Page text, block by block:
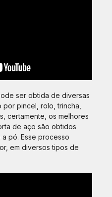
ser obtida de diversas
por pincel, rolo, trincha,
certamente, os melhores
de aço são obtidos
pó. Esse processo
em diversos tipos de